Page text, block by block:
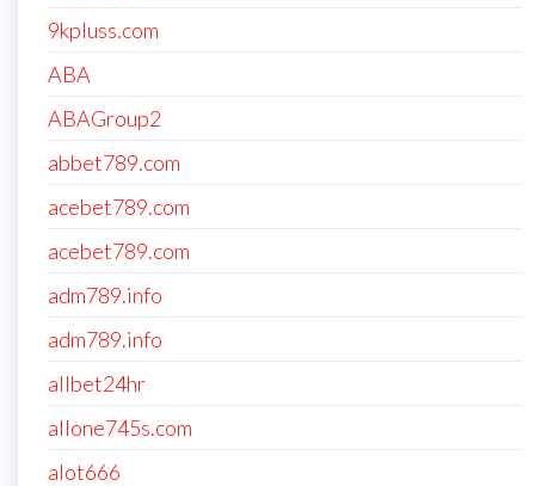
9kpluss.com
ABA
ABAGroup2
abbet789.com
acebet789.com
acebet789.com
adm789.info
adm789.info
allbet24hr
allone745s.com
alot666